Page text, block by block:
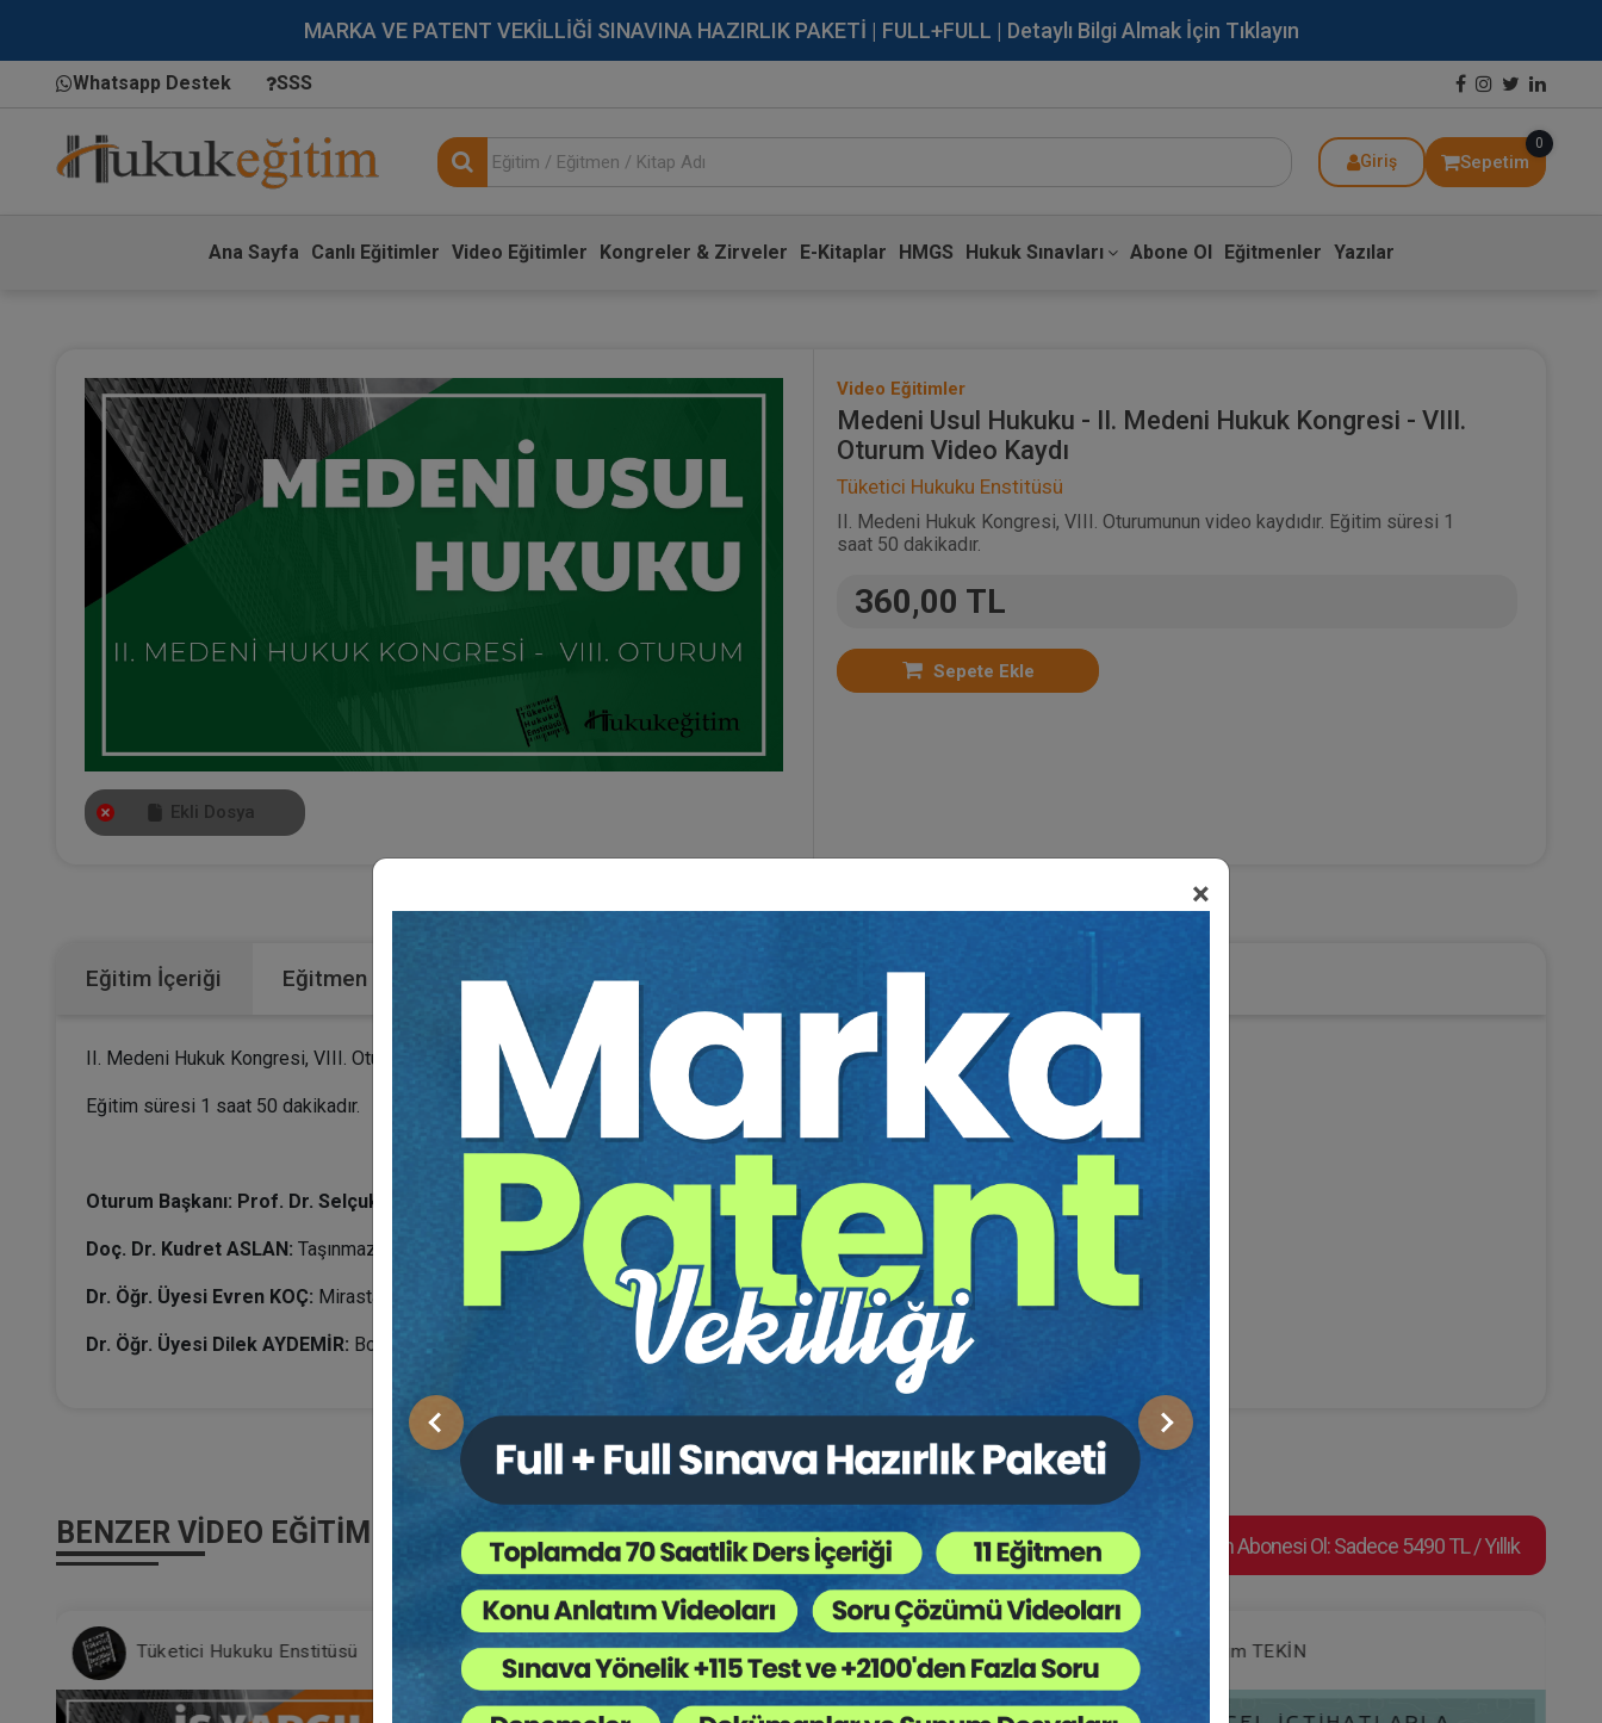
MARKA VE PATENT VEKİLLİĞİ SINAVINA HAZIRLIK PAKETİ | FULL+FULL | Detaylı Bilgi Almak İçin Tıklayın
Whatsapp Destek SSS
Giriş Sepetim
0
Ana Sayfa Canlı Eğitimler Video Eğitimler Kongreler & Zirveler E-Kitaplar HMGS Hukuk Sınavları Abone Ol Eğitmenler Yazılar
×
Önceki Sonraki
Ekli Dosya
Video Eğitimler
Medeni Usul Hukuku - II. Medeni Hukuk Kongresi - VIII.
Oturum Video Kaydı
Tüketici Hukuku Enstitüsü
II. Medeni Hukuk Kongresi, VIII. Oturumunun video kaydıdır. Eğitim süresi 1
saat 50 dakikadır.
360,00 TL
Sepete Ekle
Kategoriler: Bütün Video Eğitimler,Kongreler,Medeni Hukuk,Medeni Usul Hukuku
Eğitim İçeriği Eğitmen
II. Medeni Hukuk Kongresi, VIII. Oturumunun video kaydıdır.
Eğitim süresi 1 saat 50 dakikadır.
Oturum Başkanı: Prof. Dr. Selçuk ÖZTEK
Doç. Dr. Kudret ASLAN: Taşınmazın Aynından Doğan Davalarda Yetkili Mahkeme
Dr. Öğr. Üyesi Evren KOÇ: Mirastan Doğan Davalarda Yetkili Mahkeme
Dr. Öğr. Üyesi Dilek AYDEMİR: Boşanma ve Ayrılık Davaları ile Nafaka Davaları ve Mal Rejimi Davalarında Yetkili Mahkeme
BENZER VIDEO EĞITIMLER Video Eğitim Abonesi Ol: Sadece 5490 TL / Yıllık
Tüketici Hukuku Enstitüsü Tüketici Hukuku Enstitüsü Av. Begüm TEKİN